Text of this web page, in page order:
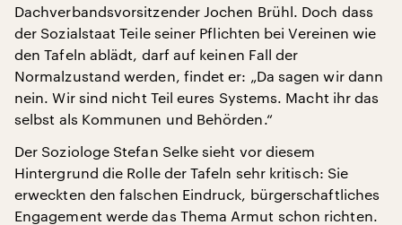
Dachverbandsvorsitzender Jochen Brühl. Doch dass
der Sozialstaat Teile seiner Pflichten bei Vereinen wie
den Tafeln ablädt, darf auf keinen Fall der
Normalzustand werden, findet er: „Da sagen wir dann
nein. Wir sind nicht Teil eures Systems. Macht ihr das
selbst als Kommunen und Behörden.“
Der Soziologe Stefan Selke sieht vor diesem
Hintergrund die Rolle der Tafeln sehr kritisch: Sie
erweckten den falschen Eindruck, bürgerschaftliches
Engagement werde das Thema Armut schon richten.